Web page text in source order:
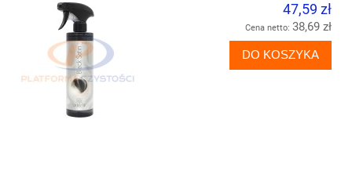
47,59 zł
Cena netto: 38,69 zł
DO KOSZYKA